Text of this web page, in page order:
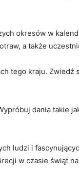
okresów w‍
a także
tego kraju. Zwiedź
dania takie
ludzi i
⁤w czasie świąt